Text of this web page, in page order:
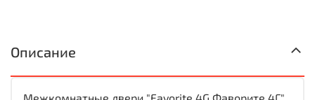
Описание